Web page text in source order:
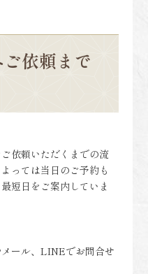
依頼まで
依頼いただくまでの流
っては当日のご予約も
短日をご案内していま
ール、LINEでお問合せ